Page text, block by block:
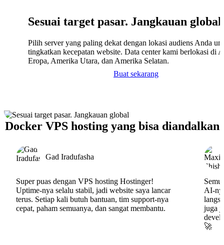
Sesuai target pasar. Jangkauan global
Pilih server yang paling dekat dengan lokasi audiens Anda
tingkatkan kecepatan website. Data center kami berlokasi di
Eropa, Amerika Utara, dan Amerika Selatan.
Buat sekarang
Docker VPS hosting yang bisa diandalkan
Gad Iradufasha
Super puas dengan VPS hosting Hostinger!
Uptime-nya selalu stabil, jadi website saya lancar
terus. Setiap kali butuh bantuan, tim support-nya
cepat, paham semuanya, dan sangat membantu.
AI-
juga
🚀